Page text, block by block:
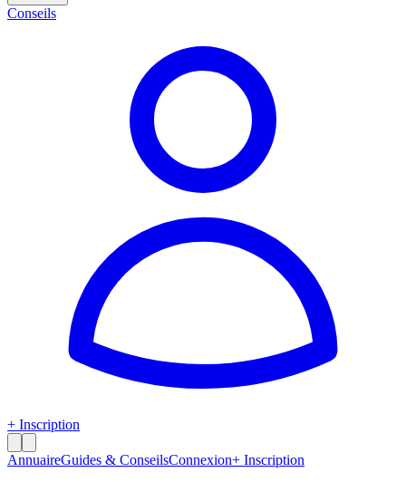
Conseils
+ Inscription
AnnuaireGuides & ConseilsConnexion+ Inscription